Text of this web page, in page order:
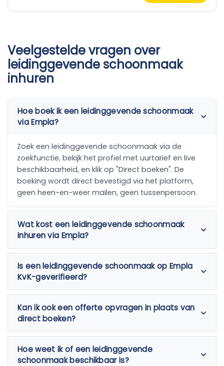
Veelgestelde vragen over
leidinggevende schoonmaak
inhuren
Hoe boek ik een leidinggevende schoonmaak
via Empla?
Zoek een leidinggevende schoonmaak via de
zoekfunctie, bekijk het profiel met uurtarief en live
beschikbaarheid, en klik op "Direct boeken". De
boeking wordt direct bevestigd via het platform,
geen heen-en-weer mailen, geen tussenpersoon.
Wat kost een leidinggevende schoonmaak
inhuren via Empla?
Is een leidinggevende schoonmaak op Empla
KvK-geverifieerd?
Kan ik ook een offerte opvragen in plaats van
direct boeken?
Hoe weet ik of een leidinggevende
schoonmaak beschikbaar is?